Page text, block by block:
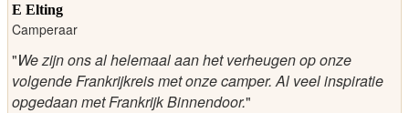
E Elting
Camperaar
"We zijn ons al helemaal aan het verheugen op onze
volgende Frankrijkreis met onze camper.Al veel inspiratie
opgedaan met Frankrijk Binnendoor."